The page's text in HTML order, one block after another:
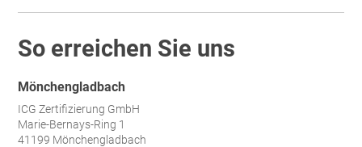
So erreichen Sie uns
Mönchengladbach
ICG Zertifizierung GmbH
Marie-Bernays-Ring 1
41199 Mönchengladbach